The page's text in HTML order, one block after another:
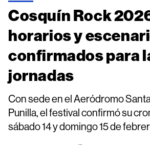
Cosquín Rock
horarios y
confirmados para
jornadas
Con sede en el Aeródromo
Punilla, el festival confirmó su
sábado 14 y domingo 15 de